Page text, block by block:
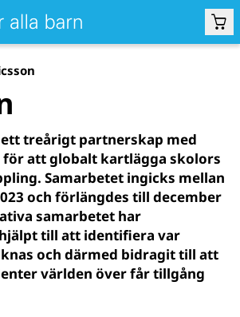
treårigt partnerskap med
för att globalt kartlägga skolors
Samarbetet ingicks mellan
och förlängdes till december
samarbetet har
till att identifiera var
och därmed bidragit till att
världen över får tillgång